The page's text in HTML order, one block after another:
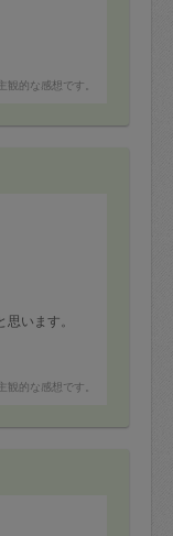
的な感想です。
います。
的な感想です。